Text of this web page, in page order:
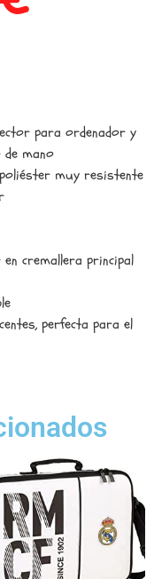
para ordenador y
mano
muy resistente
cremallera principal
perfecta para el